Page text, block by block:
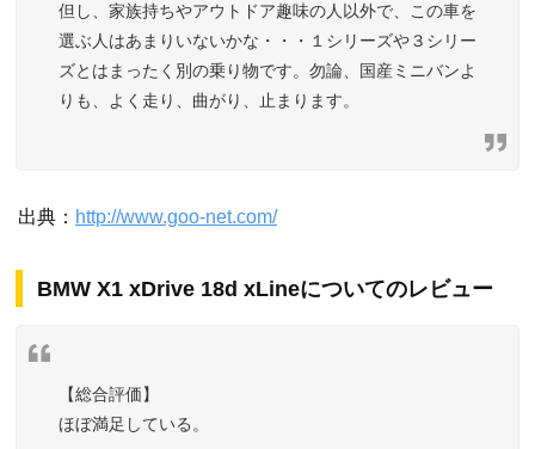
但し、家族持ちやアウトドア趣味の人以外で、この車を
選ぶ人はあまりいないかな・・・１シリーズや３シリー
ズとはまったく別の乗り物です。勿論、国産ミニバンよ
りも、よく走り、曲がり、止まります。
出典： http://www.goo-net.com/
BMW X1 xDrive 18d xLineについてのレビュー
【総合評価】
ほぼ満足している。